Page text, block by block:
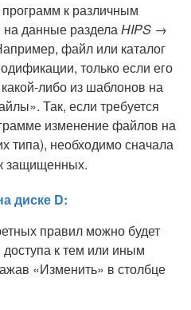
к различным
на данные разделаHIPS →
файл или каталог
только если его
либо из шаблонов на
Так, если требуется
изменение файлов на
типа), необходимо сначала
защищенных.
правил можно будет
к тем или иным
«Изменить» в столбце